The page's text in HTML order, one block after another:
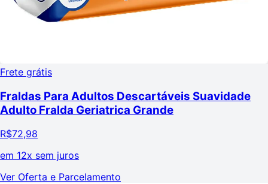
Frete grátis
Fraldas Para Adultos Descartáveis Suavidade
Adulto Fralda Geriatrica Grande
R$72,98
em 12x sem juros
Ver Oferta e Parcelamento